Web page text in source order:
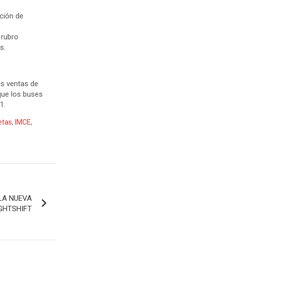
de
ventas de
los buses
, IMCE,
NUEVA